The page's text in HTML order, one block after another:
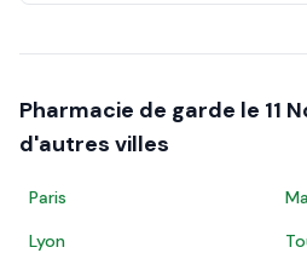
Pharmacie de garde le 11
d'autres villes
Paris
Lyon